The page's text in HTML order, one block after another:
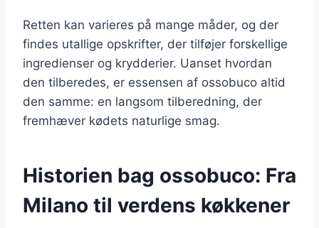
Retten kan varieres på mange måder, og der
findes utallige opskrifter, der tilføjer forskellige
ingredienser og krydderier. Uanset hvordan
den tilberedes, er essensen af ossobuco altid
den samme: en langsom tilberedning, der
fremhæver kødets naturlige smag.
Historien bag ossobuco: Fra
Milano til verdens køkkener